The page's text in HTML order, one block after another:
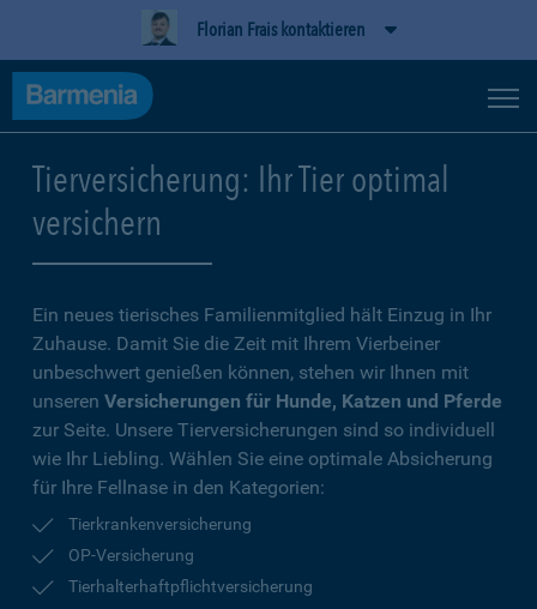
Florian Frais kontaktieren
Tierversicherung: Ihr Tier optimal
versichern
Ein neues tierisches Familienmitglied hält Einzug in Ihr
Zuhause. Damit Sie die Zeit mit Ihrem Vierbeiner
unbeschwert genießen können, stehen wir Ihnen mit
unseren Versicherungen für Hunde, Katzen und Pferde
zur Seite. Unsere Tierversicherungen sind so individuell
wie Ihr Liebling. Wählen Sie eine optimale Absicherung
für Ihre Fellnase in den Kategorien:
Tierkrankenversicherung
OP-Versicherung
Tierhalterhaftpflichtversicherung